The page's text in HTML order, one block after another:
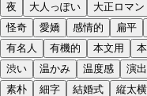
夜
大人っぽい 大正ロマン
怪奇
愛嬌 感情的 扁平
有名人
有機的 本文用
渋い
温かみ 温度感 演出
素朴
細字 結婚式 縦太